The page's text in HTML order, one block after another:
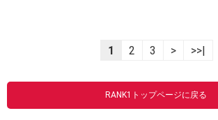
1 2 3 > >>|
RANK1トップページに戻る